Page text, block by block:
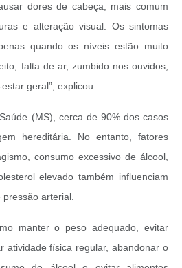
dores de cabeça, mais comum
e alteração visual. Os sintomas
quando os níveis estão muito
falta de ar, zumbido nos ouvidos,
geral”, explicou.
(MS), cerca de 90% dos casos
hereditária. No entanto, fatores
consumo excessivo de álcool,
elevado também influenciam
arterial.
manter o peso adequado, evitar
atividade física regular, abandonar o